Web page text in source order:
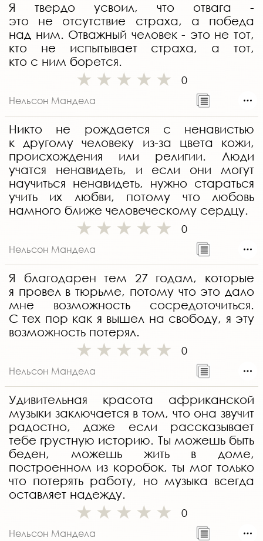
Я твердо усвоил, что отвага -
это не отсутствие страха, а победа
над ним. Отважный человек - это не тот,
кто не испытывает страха, а тот,
кто с ним борется.
0
Нельсон Мандела
Никто не рождается с ненавистью
к другому человеку из-за цвета кожи,
происхождения или религии. Люди
учатся ненавидеть, и если они могут
научиться ненавидеть, нужно стараться
учить их любви, потому что любовь
намного ближе человеческому сердцу.
0
Нельсон Мандела
Я благодарен тем 27 годам, которые
я провел в тюрьме, потому что это дало
мне возможность сосредоточиться.
С тех пор как я вышел на свободу, я эту
возможность потерял.
0
Нельсон Мандела
Удивительная красота африканской
музыки заключается в том, что она звучит
радостно, даже если рассказывает
тебе грустную историю. Ты можешь быть
беден, можешь жить в доме,
построенном из коробок, ты мог только
что потерять работу, но музыка всегда
оставляет надежду.
0
Нельсон Мандела